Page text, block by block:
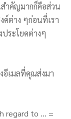
ำคัญมากก็คือส่วน
ค์ต่าง ๆก่อนที่เรา
ประโยคต่างๆ
เมลที่คุณส่งมา
regard to … =